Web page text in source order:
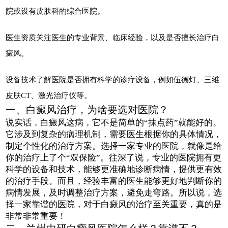
院或设有皮肤科的综合医院。
医生资质关注医生的专业背景、临床经验，以及是否擅长治疗白
癜风。
设备技术了解医院是否拥有科学的诊疗设备，例如伍德灯、三维
皮肤CT、激光治疗仪等。
一、白癜风治疗，为啥要选对医院？
说实话，白癜风这病，它不是简单的“抹点药”就能好的。
它涉及到复杂的病理机制，需要医生根据你的具体情况，
制定个性化的治疗方案。选择一家专业的医院，就像是给
你的治疗上了个“双保险”。往深了说，专业的医院拥有更
科学的设备和技术，能够更准确地诊断病情，提供更有效
的治疗手段。而且，经验丰富的医生能够更好地判断你的
病情发展，及时调整治疗方案，避免走弯路。所以说，选
择一家靠谱的医院，对于白癜风的治疗至关重要，真的是
非常非常重要！